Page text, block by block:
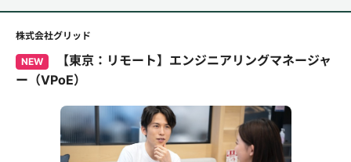
株式会社グリッド
NEW
【東京：リモート】エンジニアリングマネージャ
ー（VPoE）